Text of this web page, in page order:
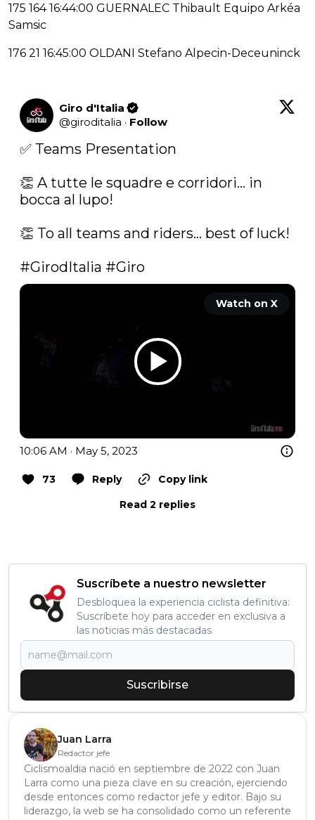
175 164 16:44:00 GUERNALEC Thibault Equipo Arkéa
Samsic
176 21 16:45:00 OLDANI Stefano Alpecin-Deceuninck
Giro d'Italia
@giroditalia · Follow
✅ Teams Presentation
👏 A tutte le squadre e corridori... in
bocca al lupo!
👏 To all teams and riders... best of luck!
#GirodItalia #Giro
Watch on X
10:06 AM · May 5, 2023
73 Reply
Copy link
Read 2 replies
Suscríbete a nuestro newsletter
Desbloquea la experiencia ciclista definitiva:
Suscríbete hoy para acceder en exclusiva a
las noticias más destacadas
Suscribirse
Juan Larra
Redactor jefe
Ciclismoaldia nació en septiembre de 2022 con Juan
Larra como una pieza clave en su creación, ejerciendo
desde entonces como redactor jefe y editor. Bajo su
liderazgo, la web se ha consolidado como un referente